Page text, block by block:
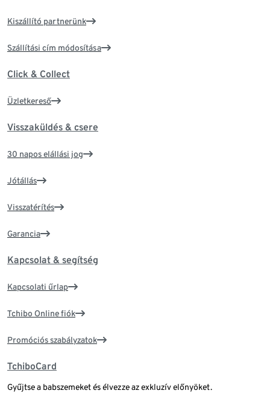
Kiszállító partnerünk
Szállítási cím módosítása
Click & Collect
Üzletkereső
Visszaküldés & csere
30 napos elállási jog
Jótállás
Visszatérítés
Garancia
Kapcsolat & segítség
Kapcsolati űrlap
Tchibo Online fiók
Promóciós szabályzatok
TchiboCard
Gyűjtse a babszemeket és élvezze az exkluzív előnyöket.